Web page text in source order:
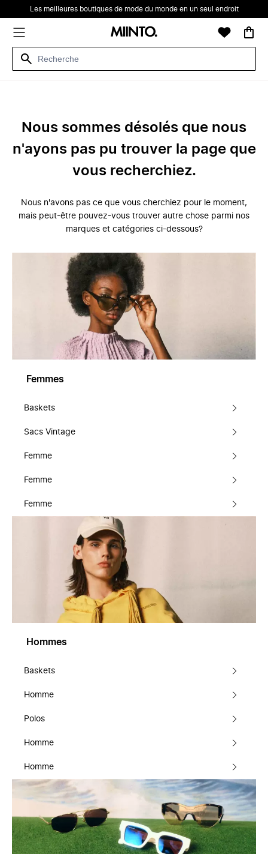
Les meilleures boutiques de mode du monde en un seul endroit
Nous sommes désolés que nous
n'ayons pas pu trouver la page que
vous recherchiez.
Nous n'avons pas ce que vous cherchiez pour le moment,
mais peut-être pouvez-vous trouver autre chose parmi nos
marques et catégories ci-dessous?
Femmes
Baskets
Sacs Vintage
Femme
Femme
Femme
Hommes
Baskets
Homme
Polos
Homme
Homme